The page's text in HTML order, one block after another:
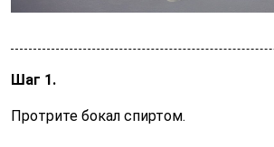
Шаг 1.
Протрите бокал спиртом.